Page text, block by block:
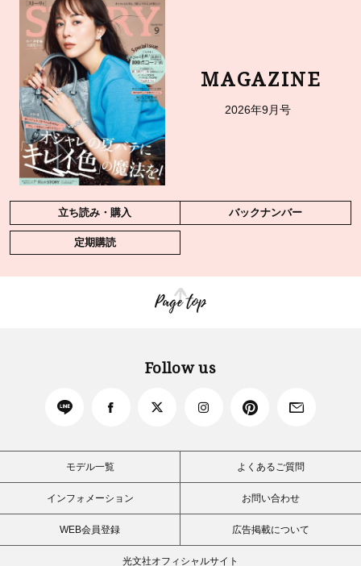
MAGAZINE
2026年9月号
立ち読み・購入 バックナンバー
定期購読
Page top
Follow us
モデル一覧 よくあるご質問
インフォメーション お問い合わせ
WEB会員登録 広告掲載について
光文社オフィシャルサイト